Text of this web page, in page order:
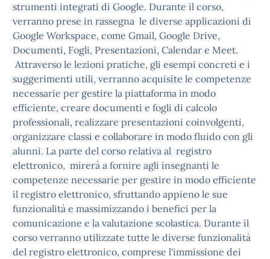
strumenti integrati di Google. Durante il corso,
verranno prese in rassegna le diverse applicazioni di
Google Workspace, come Gmail, Google Drive,
Documenti, Fogli, Presentazioni, Calendar e Meet.
Attraverso le lezioni pratiche, gli esempi concreti e i
suggerimenti utili, verranno acquisite le competenze
necessarie per gestire la piattaforma in modo
efficiente, creare documenti e fogli di calcolo
professionali, realizzare presentazioni coinvolgenti,
organizzare classi e collaborare in modo fluido con gli
alunni. La parte del corso relativa al registro
elettronico, mirerà a fornire agli insegnanti le
competenze necessarie per gestire in modo efficiente
il registro elettronico, sfruttando appieno le sue
funzionalità e massimizzando i benefici per la
comunicazione e la valutazione scolastica. Durante il
corso verranno utilizzate tutte le diverse funzionalità
del registro elettronico, comprese l'immissione dei